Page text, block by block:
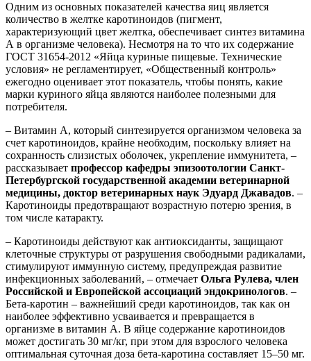
Одним из основных показателей качества яиц является
количество в желтке каротиноидов (пигмент,
характеризующий цвет желтка, обеспечивает синтез витамина
А в организме человека). Несмотря на то что их содержание
ГОСТ 31654-2012 «Яйца куриные пищевые. Технические
условия» не регламентирует, «Общественный контроль»
ежегодно оценивает этот показатель, чтобы понять, какие
марки куриного яйца являются наиболее полезными для
потребителя.
– Витамин А, который синтезируется организмом человека за
счет каротиноидов, крайне необходим, поскольку влияет на
сохранность слизистых оболочек, укрепление иммунитета, –
рассказывает профессор кафедры эпизоотологии Санкт-
Петербургской государственной академии ветеринарной
медицины, доктор ветеринарных наук Эдуард Джавадов. –
Каротиноиды предотвращают возрастную потерю зрения, в
том числе катаракту.
– Каротиноиды действуют как антиоксиданты, защищают
клеточные структуры от разрушения свободными радикалами,
стимулируют иммунную систему, предупреждая развитие
инфекционных заболеваний, – отмечает Ольга Рулева, член
Российской и Европейской ассоциаций эндокринологов. –
Бета-каротин – важнейший среди каротиноидов, так как он
наиболее эффективно усваивается и превращается в
организме в витамин А. В яйце содержание каротиноидов
может достигать 30 мг/кг, при этом для взрослого человека
оптимальная суточная доза бета-каротина составляет 15–50 мг.